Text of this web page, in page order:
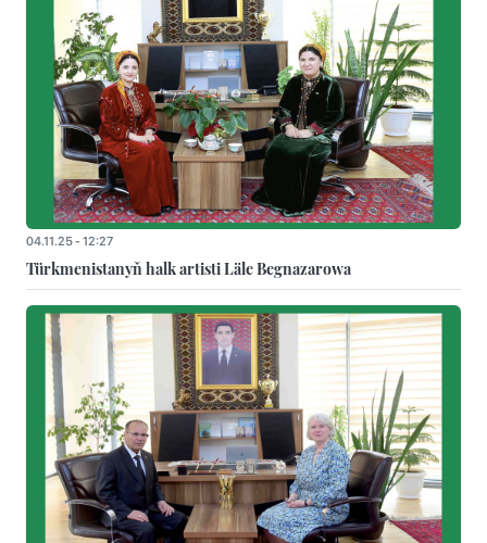
04.11.25 - 12:27
Türkmenistanyň halk artisti Läle Begnazarowa